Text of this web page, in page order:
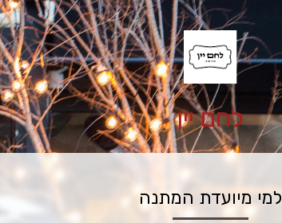
לחם יין
למי מיועדת המתנה